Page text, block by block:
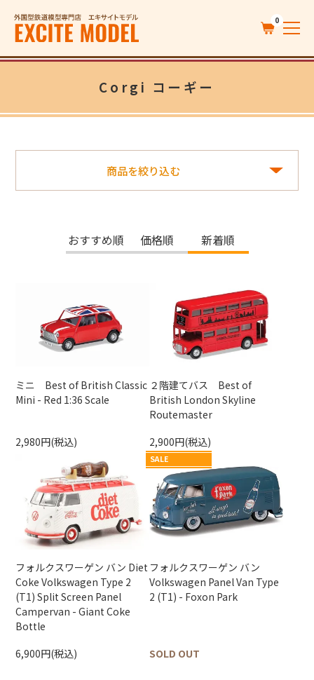
0
Corgi コーギー
商品を絞り込む
おすすめ順 価格順 新着順
ミニ Best of British Classic
Mini - Red 1:36 Scale
2,980円(税込)
２階建てバス Best of
British London Skyline
Routemaster
2,900円(税込)
フォルクスワーゲン バン Diet
Coke Volkswagen Type 2
(T1) Split Screen Panel
Campervan - Giant Coke
Bottle
6,900円(税込)
SALE
フォルクスワーゲン バン
Volkswagen Panel Van Type
2 (T1) - Foxon Park
SOLD OUT